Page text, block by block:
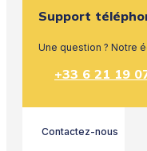
Support
Une question ? Notre
+33 6 21 19
Contactez-nous